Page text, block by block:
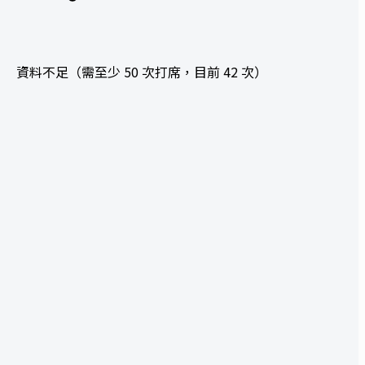
資料不足（需至少 50 次打席，目前 42 次）